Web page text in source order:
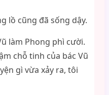
lồ cũng đã sống dậy.
làm Phong phì cười.
chỗ tinh của bác Vũ
gì vừa xảy ra, tôi